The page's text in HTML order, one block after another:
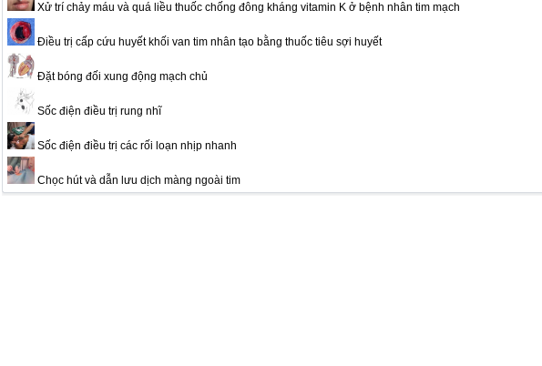
Xử trí chảy máu và quá liều thuốc chống đông kháng vitamin K ở bệnh nhân tim mạch
Điều trị cấp cứu huyết khối van tim nhân tạo bằng thuốc tiêu sợi huyết
Đặt bóng đối xung động mạch chủ
Sốc điện điều trị rung nhĩ
Sốc điện điều trị các rối loạn nhịp nhanh
Chọc hút và dẫn lưu dịch màng ngoài tim